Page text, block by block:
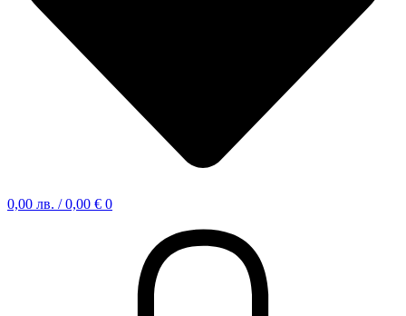
0,00 лв. / 0,00 € 0